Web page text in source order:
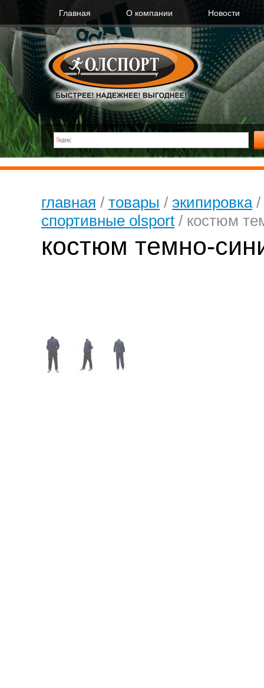
Главная О компании Новости
главная / товары / экипировка/
спортивные olsport / костюм
костюм темно-